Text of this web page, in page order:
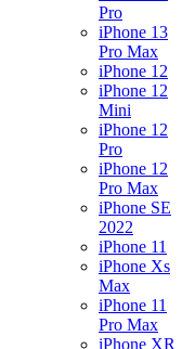
Pro
iPhone 13
Pro Max
iPhone 12
iPhone 12
Mini
iPhone 12
Pro
iPhone 12
Pro Max
iPhone SE
2022
iPhone 11
iPhone Xs
Max
iPhone 11
Pro Max
iPhone XR